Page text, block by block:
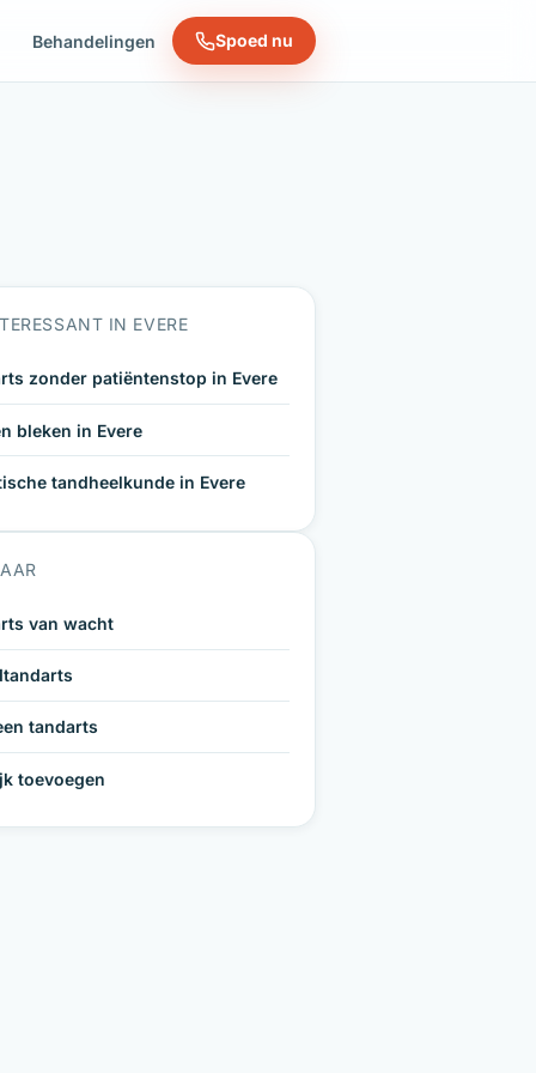
Behandelingen Spoed nu
IN EVERE
zonder patiëntenstop in Evere
bleken in Evere
tandheelkunde in Evere
van wacht
tandarts
toevoegen